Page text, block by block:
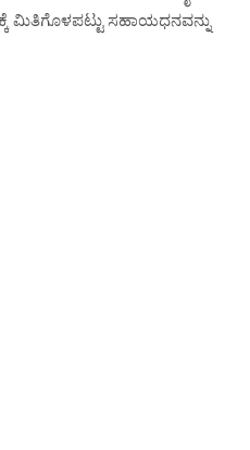
ಮಿತಿಗೊಳಪಟ್ಟು ಸಹಾಯಧನವನ್ನು